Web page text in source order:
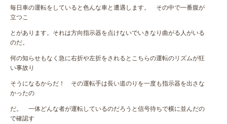
毎日車の運転をしていると色んな車と遭遇します。 その中で一番腹が
立つこ
とがあります。それは方向指示器を点けないでいきなり曲がる人がいる
のだ。
何の知らせもなく急に右折や左折をされるとこちらの運転のリズムが狂
い事故り
そうになるからだ！ その運転手は長い道のりを一度も指示器を出さな
かったの
だ。 一体どんな者が運転しているのだろうと信号待ちで横に並んだの
で確認す